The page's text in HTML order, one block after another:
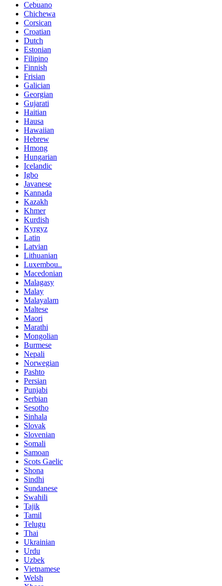
Cebuano
Chichewa
Corsican
Croatian
Dutch
Estonian
Filipino
Finnish
Frisian
Galician
Georgian
Gujarati
Haitian
Hausa
Hawaiian
Hebrew
Hmong
Hungarian
Icelandic
Igbo
Javanese
Kannada
Kazakh
Khmer
Kurdish
Kyrgyz
Latin
Latvian
Lithuanian
Luxembou..
Macedonian
Malagasy
Malay
Malayalam
Maltese
Maori
Marathi
Mongolian
Burmese
Nepali
Norwegian
Pashto
Persian
Punjabi
Serbian
Sesotho
Sinhala
Slovak
Slovenian
Somali
Samoan
Scots Gaelic
Shona
Sindhi
Sundanese
Swahili
Tajik
Tamil
Telugu
Thai
Ukrainian
Urdu
Uzbek
Vietnamese
Welsh